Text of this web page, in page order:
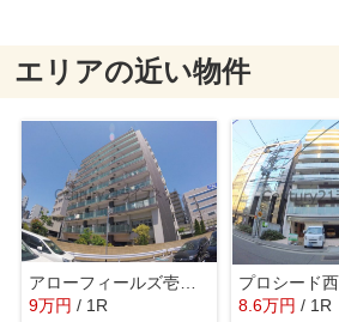
エリアの近い物件
アローフィールズ壱番館
9万円 / 1R
プロシード
8.6万円 / 1R